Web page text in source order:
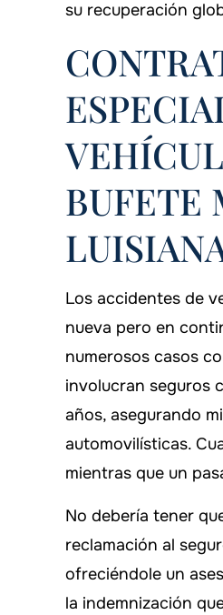
su recuperación
BUFETE
Los accidentes de
nueva pero en
numerosos casos
involucran seguros
años, asegurando
automovilísticas.
mientras que un
No debería tener
reclamación al
ofreciéndole un
la indemnización
siempre está ahí cuando
necesitas!
WHATLEY
$500,000
Responsabilidad civil